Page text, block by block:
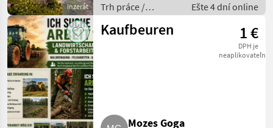
Inzerát
Trh práce /
Sezónni pracovníci
Ešte 4 dní online
Kaufbeuren 1 €
DPH je
neaplikovateľné
Mozes Goga